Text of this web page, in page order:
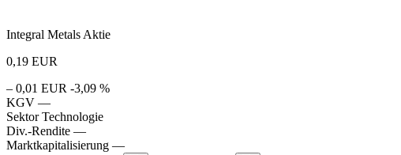
Integral Metals Aktie
0,19 EUR
– 0,01 EUR -3,09 %
KGV —
Sektor Technologie
Div.-Rendite —
Marktkapitalisierung —